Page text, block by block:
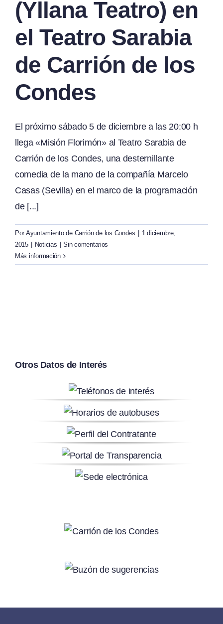
(Yllana Teatro) en
el Teatro Sarabia
de Carrión de los
Condes
El próximo sábado 5 de diciembre a las 20:00 h
llega «Misión Florimón» al Teatro Sarabia de
Carrión de los Condes, una desternillante
comedia de la mano de la compañía Marcelo
Casas (Sevilla) en el marco de la programación
de [...]
Por Ayuntamiento de Carrión de los Condes
1 diciembre,
2015
Noticias
Sin comentarios
Más información
Otros Datos de Interés